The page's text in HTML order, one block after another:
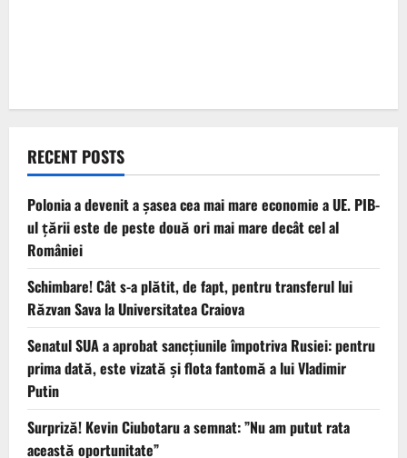
RECENT POSTS
Polonia a devenit a șasea cea mai mare economie a UE. PIB-
ul țării este de peste două ori mai mare decât cel al
României
Schimbare! Cât s-a plătit, de fapt, pentru transferul lui
Răzvan Sava la Universitatea Craiova
Senatul SUA a aprobat sancțiunile împotriva Rusiei: pentru
prima dată, este vizată și flota fantomă a lui Vladimir
Putin
Surpriză! Kevin Ciubotaru a semnat: ”Nu am putut rata
această oportunitate”